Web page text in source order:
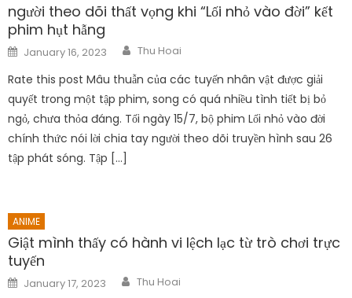
người theo dõi thất vọng khi “Lối nhỏ vào đời” kết
phim hụt hẫng
Posted
on
January 16, 2023 Author
Thu Hoai
Rate this post Mâu thuẫn của các tuyến nhân vật được giải
quyết trong một tập phim, song có quá nhiều tình tiết bị bỏ
ngỏ, chưa thỏa đáng. Tối ngày 15/7, bộ phim Lối nhỏ vào đời
chính thức nói lời chia tay người theo dõi truyền hình sau 26
tập phát sóng. Tập […]
ANIME
Giật mình thấy có hành vi lệch lạc từ trò chơi trực
tuyến
Posted
on
January 17, 2023 Author
Thu Hoai